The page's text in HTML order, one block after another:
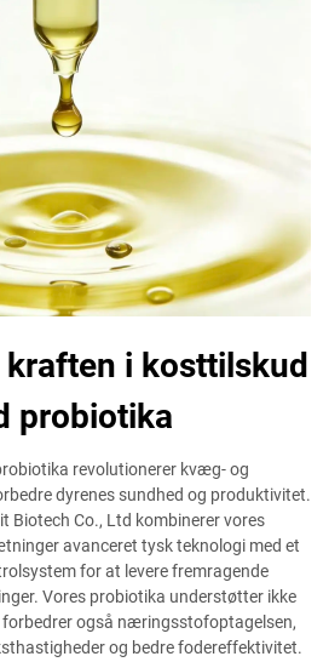
i kosttilskud
probiotika
revolutionerer kvæg- og
dyrenes sundhed og produktivitet.
Biotech Co., Ltd kombinerer vores
avanceret tysk teknologi med et
for at levere fremragende
Vores probiotika understøtter ikke
forbedrer også næringsstofoptagelsen,
og bedre fodereffektivitet.